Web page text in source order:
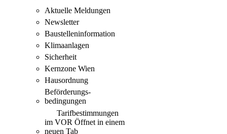
Aktuelle Meldungen
Newsletter
Baustellen­information
Klimaanlagen
Sicherheit
Kernzone Wien
Hausordnung
Beförderungs­
bedingungen
Tarif­bestimmungen
im VOR Öffnet in einem
neuen Tab